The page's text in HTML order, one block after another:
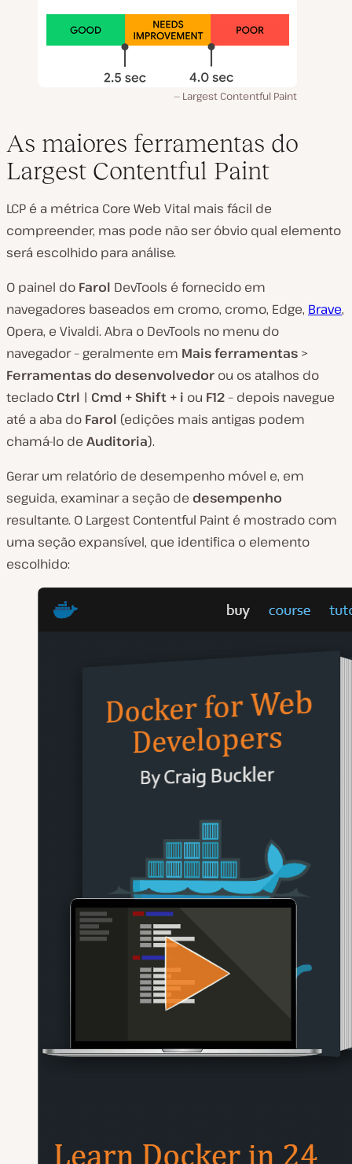
Largest Contentful Paint
As maiores ferramentas do
Largest Contentful Paint
LCP é a métrica Core Web Vital mais fácil de
compreender, mas pode não ser óbvio qual elemento
será escolhido para análise.
O painel do Farol DevTools é fornecido em
navegadores baseados em cromo, cromo, Edge, Brave,
Opera, e Vivaldi. Abra o DevTools no menu do
navegador – geralmente em Mais ferramentas >
Ferramentas do desenvolvedor ou os atalhos do
teclado Ctrl | Cmd + Shift + i ou F12– depois navegue
até a aba do Farol (edições mais antigas podem
chamá-lo de Auditoria).
Gerar um relatório de desempenho móvel e, em
seguida, examinar a seção de desempenho
resultante. O Largest Contentful Paint é mostrado com
uma seção expansível, que identifica o elemento
escolhido: